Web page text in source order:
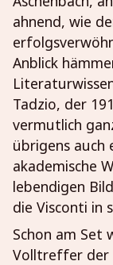
ahnend, wie
Anblick
Tadzio, der
vermutlich
übrigens auch
akademische
lebendigen
die Visconti in
Schon am Set
Volltreffer der